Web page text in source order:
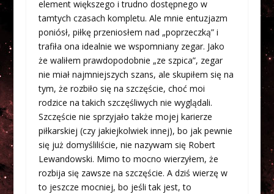
element większego i trudno dostępnego w
tamtych czasach kompletu. Ale mnie entuzjazm
poniósł, piłkę przeniosłem nad „poprzeczką” i
trafiła ona idealnie we wspomniany zegar. Jako
że waliłem prawdopodobnie „ze szpica”, zegar
nie miał najmniejszych szans, ale skupiłem się na
tym, że rozbiło się na szczęście, choć moi
rodzice na takich szczęśliwych nie wyglądali.
Szczęście nie sprzyjało także mojej karierze
piłkarskiej (czy jakiejkolwiek innej), bo jak pewnie
się już domyśliliście, nie nazywam się Robert
Lewandowski. Mimo to mocno wierzyłem, że
rozbija się zawsze na szczęście. A dziś wierzę w
to jeszcze mocniej, bo jeśli tak jest, to